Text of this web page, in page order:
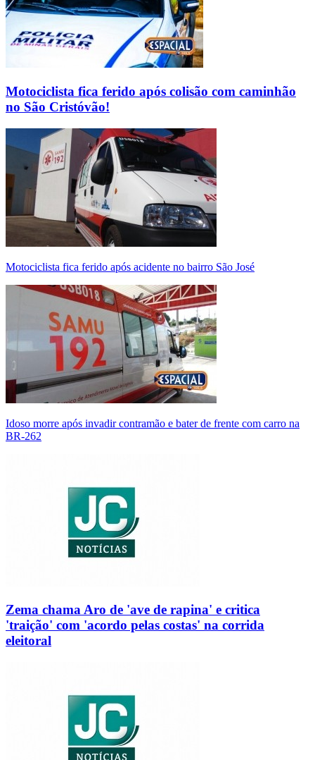
Motociclista fica ferido após colisão com caminhão
no São Cristóvão!
Motociclista fica ferido após acidente no bairro São José
Idoso morre após invadir contramão e bater de frente com carro na
BR-262
Zema chama Aro de 'ave de rapina' e critica
'traição' com 'acordo pelas costas' na corrida
eleitoral